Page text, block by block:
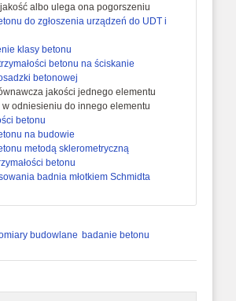
albo ulega ona pogorszeniu
do zgłoszenia urządzeń do UDT i
klasy betonu
betonu na ściskanie
betonowej
jakości jednego elementu
w odniesieniu do innego elementu
betonu
na budowie
metodą sklerometryczną
betonu
badnia młotkiem Schmidta
budowlane badanie betonu